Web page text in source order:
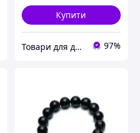
Купити
Товари для дому! 97%